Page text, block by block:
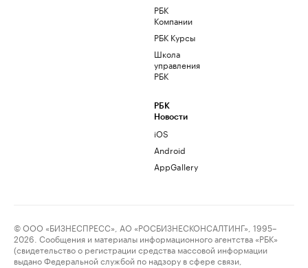
РБК
Компании
РБК Курсы
Школа
управления
РБК
РБК
Новости
iOS
Android
AppGallery
© ООО «БИЗНЕСПРЕСС», АО «РОСБИЗНЕСКОНСАЛТИНГ», 1995–
2026. Сообщения и материалы информационного агентства «РБК»
(свидетельство о регистрации средства массовой информации
выдано Федеральной службой по надзору в сфере связи,